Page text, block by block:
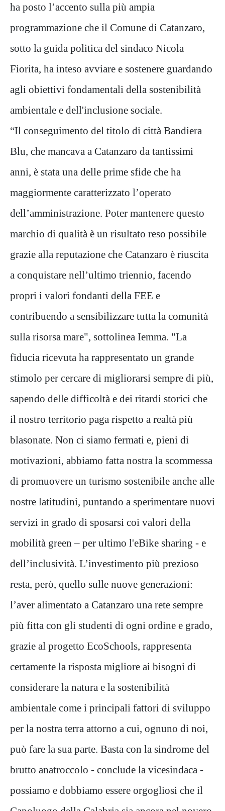
ha posto l’accento sulla più ampia
programmazione che il Comune di Catanzaro,
sotto la guida politica del sindaco Nicola
Fiorita, ha inteso avviare e sostenere guardando
agli obiettivi fondamentali della sostenibilità
ambientale e dell'inclusione sociale.
“Il conseguimento del titolo di città Bandiera
Blu, che mancava a Catanzaro da tantissimi
anni, è stata una delle prime sfide che ha
maggiormente caratterizzato l’operato
dell’amministrazione. Poter mantenere questo
marchio di qualità è un risultato reso possibile
grazie alla reputazione che Catanzaro è riuscita
a conquistare nell’ultimo triennio, facendo
propri i valori fondanti della FEE e
contribuendo a sensibilizzare tutta la comunità
sulla risorsa mare", sottolinea Iemma. "La
fiducia ricevuta ha rappresentato un grande
stimolo per cercare di migliorarsi sempre di più,
sapendo delle difficoltà e dei ritardi storici che
il nostro territorio paga rispetto a realtà più
blasonate. Non ci siamo fermati e, pieni di
motivazioni, abbiamo fatta nostra la scommessa
di promuovere un turismo sostenibile anche alle
nostre latitudini, puntando a sperimentare nuovi
servizi in grado di sposarsi coi valori della
mobilità green – per ultimo l'eBike sharing - e
dell’inclusività. L’investimento più prezioso
resta, però, quello sulle nuove generazioni:
l’aver alimentato a Catanzaro una rete sempre
più fitta con gli studenti di ogni ordine e grado,
grazie al progetto EcoSchools, rappresenta
certamente la risposta migliore ai bisogni di
considerare la natura e la sostenibilità
ambientale come i principali fattori di sviluppo
per la nostra terra attorno a cui, ognuno di noi,
può fare la sua parte. Basta con la sindrome del
brutto anatroccolo - conclude la vicesindaca -
possiamo e dobbiamo essere orgogliosi che il